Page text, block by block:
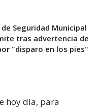
Seguridad Municipal
tras advertencia de
"disparo en los pies"
hoy día, para